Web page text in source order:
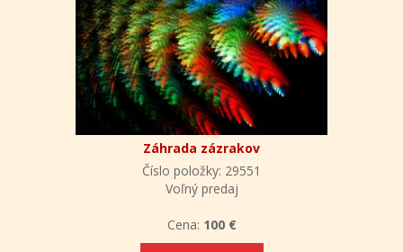
Záhrada zázrakov
Číslo položky: 29551
Voľný predaj
Cena: 100 €